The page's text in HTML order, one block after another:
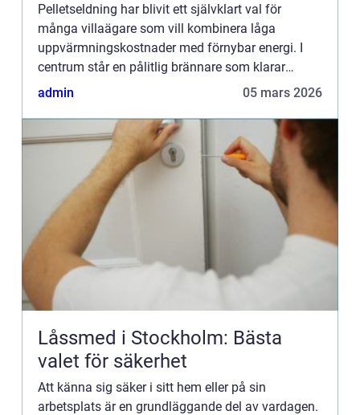
Pelletseldning har blivit ett självklart val för
många villaägare som vill kombinera låga
uppvärmningskostnader med förnybar energi. I
centrum står en pålitlig brännare som klarar
vardagen utan krångel. Många söker därför efter
admin 05 mars 2026
Låssmed i Stockholm: Bästa
valet för säkerhet
Att känna sig säker i sitt hem eller på sin
arbetsplats är en grundläggande del av vardagen.